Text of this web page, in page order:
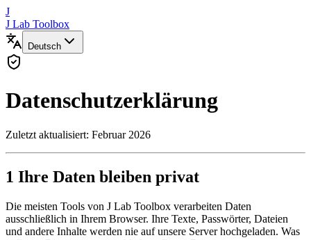
J
J Lab Toolbox
Deutsch
Datenschutzerklärung
Zuletzt aktualisiert: Februar 2026
1 Ihre Daten bleiben privat
Die meisten Tools von J Lab Toolbox verarbeiten Daten
ausschließlich in Ihrem Browser. Ihre Texte, Passwörter, Dateien
und andere Inhalte werden nie auf unsere Server hochgeladen. Was